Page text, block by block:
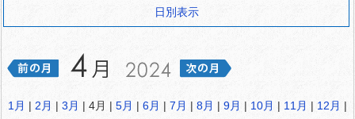
日別表示
1月 | 2月 | 3月 | 4月 | 5月 | 6月 | 7月 | 8月 | 9月 | 10月 | 11月 | 12月 |